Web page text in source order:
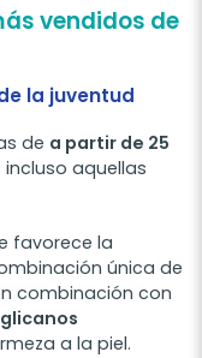
vendidos de
la juventud
de a partir de 25
aquellas
favorece la
única de
combinación con
a la piel.